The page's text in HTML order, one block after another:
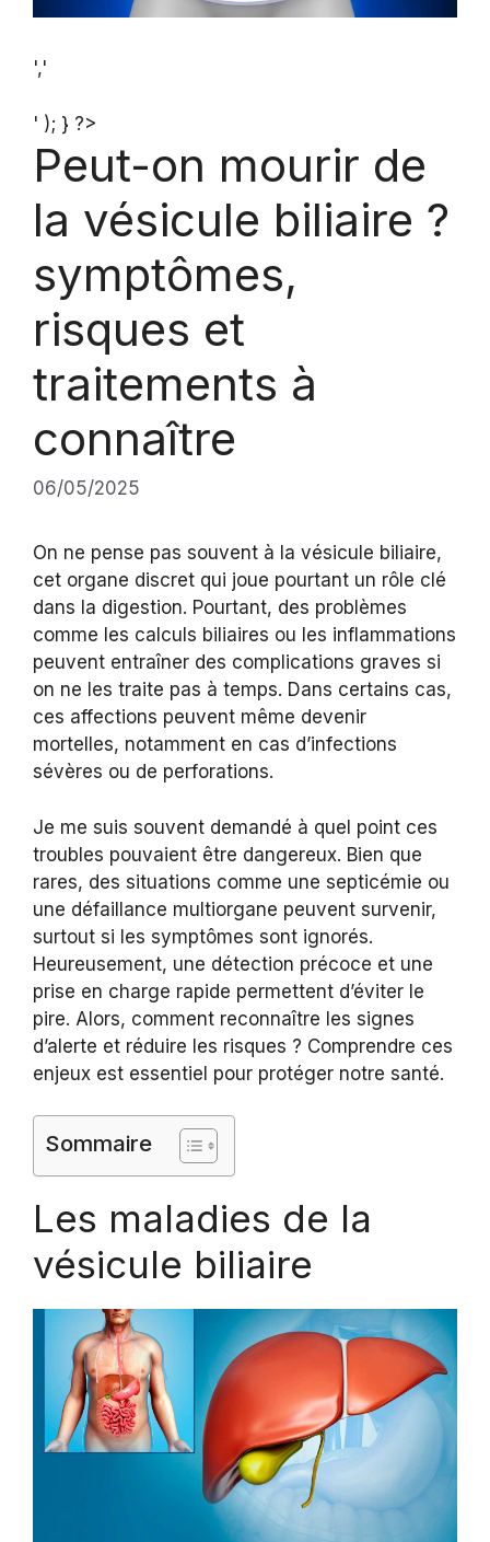
','
' ); } ?>
Peut-on mourir de
la vésicule biliaire ?
symptômes,
risques et
traitements à
connaître
06/05/2025
On ne pense pas souvent à la vésicule biliaire,
cet organe discret qui joue pourtant un rôle clé
dans la digestion. Pourtant, des problèmes
comme les calculs biliaires ou les inflammations
peuvent entraîner des complications graves si
on ne les traite pas à temps. Dans certains cas,
ces affections peuvent même devenir
mortelles, notamment en cas d’infections
sévères ou de perforations.
Je me suis souvent demandé à quel point ces
troubles pouvaient être dangereux. Bien que
rares, des situations comme une septicémie ou
une défaillance multiorgane peuvent survenir,
surtout si les symptômes sont ignorés.
Heureusement, une détection précoce et une
prise en charge rapide permettent d’éviter le
pire. Alors, comment reconnaître les signes
d’alerte et réduire les risques ? Comprendre ces
enjeux est essentiel pour protéger notre santé.
Sommaire
Les maladies de la
vésicule biliaire